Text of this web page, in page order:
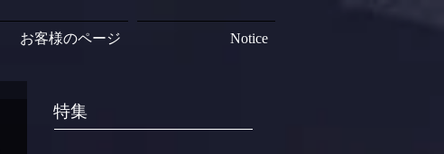
お客様のページ Notice
特集